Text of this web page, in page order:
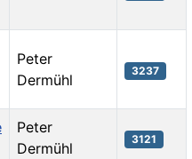
Peter
Dermühl
3237
Peter
Dermühl
3121